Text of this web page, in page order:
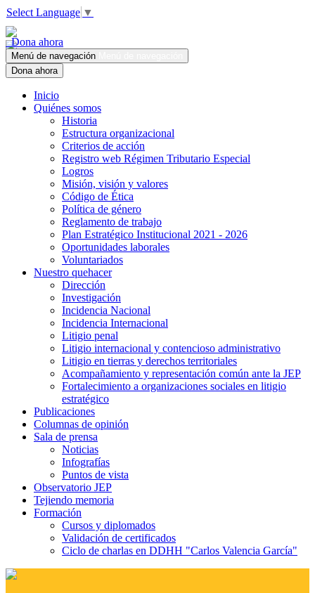
Select Language ▼
Dona ahora
Menú de navegación
Dona ahora
Inicio
Quiénes somos
Historia
Estructura organizacional
Criterios de acción
Registro web Régimen Tributario Especial
Logros
Misión, visión y valores
Código de Ética
Política de género
Reglamento de trabajo
Plan Estratégico Institucional 2021 - 2026
Oportunidades laborales
Voluntariados
Nuestro quehacer
Dirección
Investigación
Incidencia Nacional
Incidencia Internacional
Litigio penal
Litigio internacional y contencioso administrativo
Litigio en tierras y derechos territoriales
Acompañamiento y representación común ante la JEP
Fortalecimiento a organizaciones sociales en litigio
estratégico
Publicaciones
Columnas de opinión
Sala de prensa
Noticias
Infografías
Puntos de vista
Observatorio JEP
Tejiendo memoria
Formación
Cursos y diplomados
Validación de certificados
Ciclo de charlas en DDHH "Carlos Valencia García"